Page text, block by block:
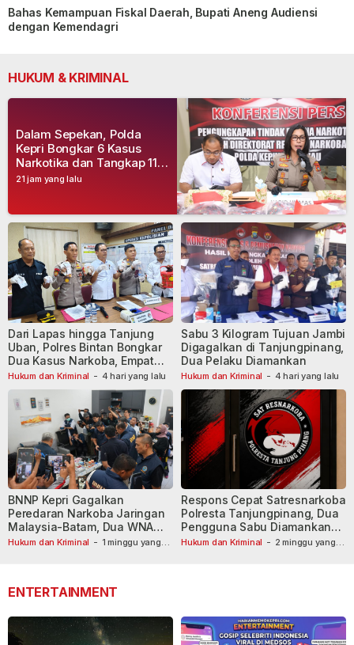
Bahas Kemampuan Fiskal Daerah, Bupati Aneng Audiensi
dengan Kemendagri
HUKUM & KRIMINAL
21 jam yang lalu
Dalam Sepekan, Polda
Kepri Bongkar 6 Kasus
Narkotika dan Tangkap 11
Tersangka
Hukum dan Kriminal - 4 hari yang lalu
Dari Lapas hingga Tanjung
Uban, Polres Bintan Bongkar
Dua Kasus Narkoba, Empat
Tersangka Dibekuk
Hukum dan Kriminal - 4 hari yang lalu
Sabu 3 Kilogram Tujuan Jambi
Digagalkan di Tanjungpinang,
Dua Pelaku Diamankan
Hukum dan Kriminal - 1 minggu yang
BNNP Kepri Gagalkan
Peredaran Narkoba Jaringan
Malaysia-Batam, Dua WNA
Masih Diburu
Hukum dan Kriminal - 2 minggu yang
Respons Cepat Satresnarkoba
Polresta Tanjungpinang, Dua
Pengguna Sabu Diamankan
Usai Dilaporkan ke Call Center
ENTERTAINMENT